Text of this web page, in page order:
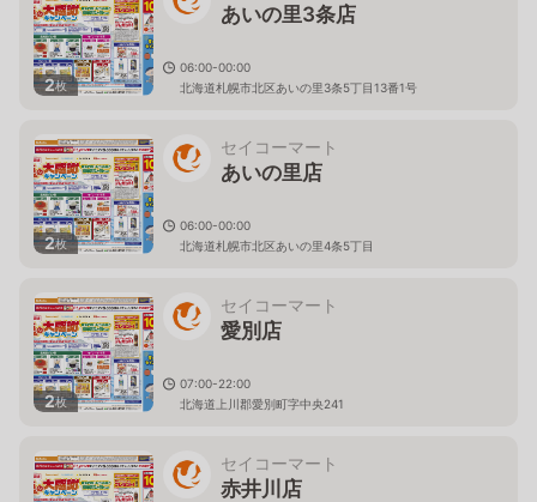
2枚
あいの里3条店
06:00-00:00
北海道札幌市北区あいの里3条5丁目13番1号
2枚
セイコーマート
あいの里店
06:00-00:00
北海道札幌市北区あいの里4条5丁目
2枚
セイコーマート
愛別店
07:00-22:00
北海道上川郡愛別町字中央241
セイコーマート
赤井川店